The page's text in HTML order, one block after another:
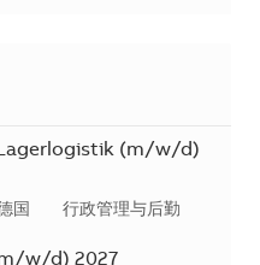
(m/w/d)
国 类别
行政管理与后勤
w/d) 2027